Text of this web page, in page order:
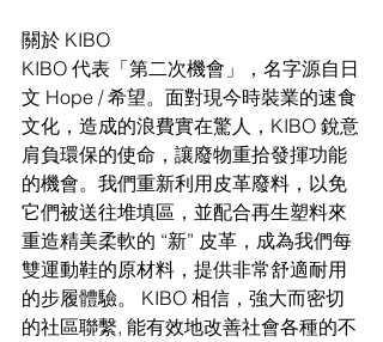
關於 KIBO
KIBO 代表「第二次機會」，名字源自日
文 Hope / 希望。面對現今時裝業的速食
文化，造成的浪費實在驚人，KIBO 銳意
肩負環保的使命，讓廢物重拾發揮功能
的機會。我們重新利用皮革廢料，以免
它們被送往堆填區，並配合再生塑料來
重造精美柔軟的 “新” 皮革，成為我們每
雙運動鞋的原材料，提供非常舒適耐用
的步履體驗。 KIBO 相信，強大而密切
的社區聯繫, 能有效地改善社會各種的不